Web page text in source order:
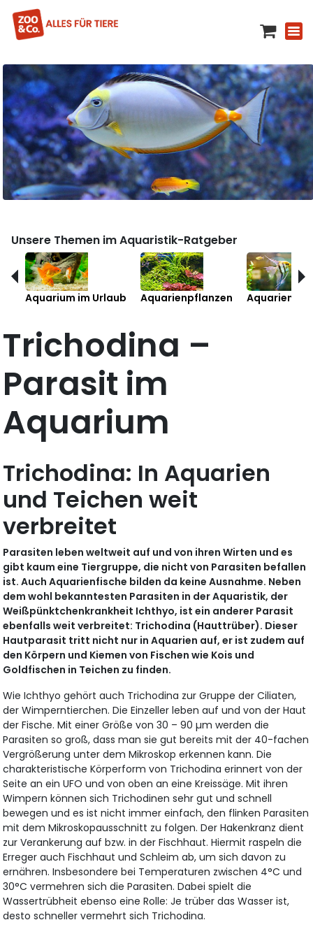
Unsere Themen im Aquaristik-Ratgeber
Aquarium im Urlaub Aquarienpflanzen
Trichodina –
Parasit im
Aquarium
Trichodina: In Aquarien
und Teichen weit
verbreitet
Parasiten leben weltweit auf und von ihren Wirten und es
gibt kaum eine Tiergruppe, die nicht von Parasiten befallen
ist. Auch Aquarienfische bilden da keine Ausnahme. Neben
dem wohl bekanntesten Parasiten in der Aquaristik, der
Weißpünktchenkrankheit Ichthyo, ist ein anderer Parasit
ebenfalls weit verbreitet: Trichodina (Hauttrüber). Dieser
Hautparasit tritt nicht nur in Aquarien auf, er ist zudem auf
den Körpern und Kiemen von Fischen wie Kois und
Goldfischen in Teichen zu finden.
Wie Ichthyo gehört auch Trichodina zur Gruppe der Ciliaten,
der Wimperntierchen. Die Einzeller leben auf und von der Haut
der Fische. Mit einer Größe von 30 – 90 µm werden die
Parasiten so groß, dass man sie gut bereits mit der 40-fachen
Vergrößerung unter dem Mikroskop erkennen kann. Die
charakteristische Körperform von Trichodina erinnert von der
Seite an ein UFO und von oben an eine Kreissäge. Mit ihren
Wimpern können sich Trichodinen sehr gut und schnell
bewegen und es ist nicht immer einfach, den flinken Parasiten
mit dem Mikroskopausschnitt zu folgen. Der Hakenkranz dient
zur Verankerung auf bzw. in der Fischhaut. Hiermit raspeln die
Erreger auch Fischhaut und Schleim ab, um sich davon zu
ernähren. Insbesondere bei Temperaturen zwischen 4°C und
30°C vermehren sich die Parasiten. Dabei spielt die
Wassertrübheit ebenso eine Rolle: Je trüber das Wasser ist,
desto schneller vermehrt sich Trichodina.